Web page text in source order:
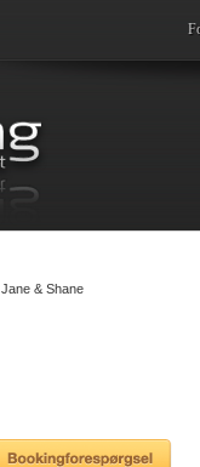
Jane & Shane